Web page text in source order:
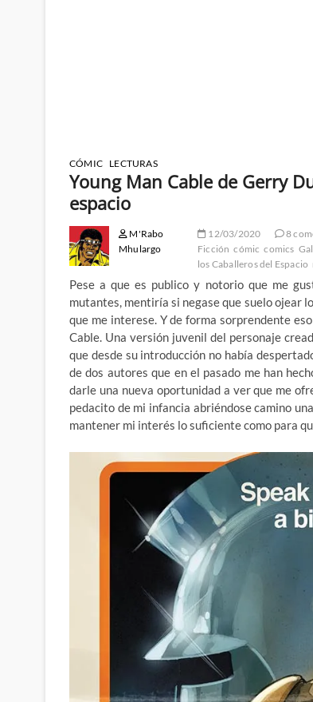
CÓMIC LECTURAS
Young Man Cable de Gerry
espacio
M'Rabo
Mhulargo
12/03/2020 8
Ficción cómic comics
los Caballeros del Espacio
Pese a que es publico y notorio que me
mutantes, mentiría si negase que suelo ojear
que me interese. Y de forma sorprendente
Cable. Una versión juvenil del personaje
que desde su introducción no había
de dos autores que en el pasado me han
darle una nueva oportunidad a ver que me
pedacito de mi infancia abriéndose camino
mantener mi interés lo suficiente como para